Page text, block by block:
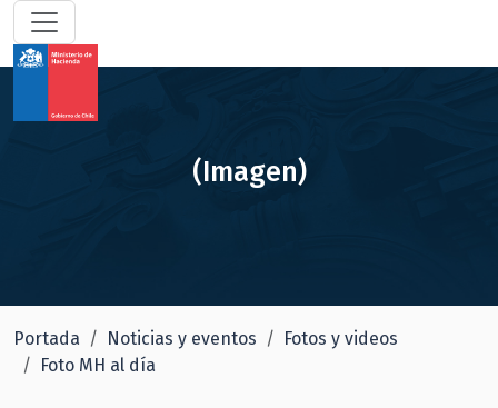
(Imagen)
Portada Noticias y eventos
Fotos y videos
Foto MH al día